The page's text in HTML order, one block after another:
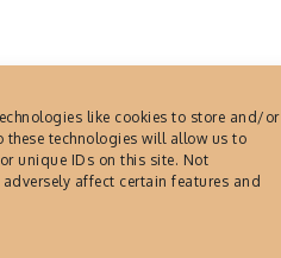
like cookies to store and/or
technologies will allow us to
unique IDs on this site. Not
affect certain features and